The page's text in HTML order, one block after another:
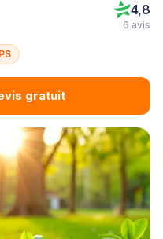
4,8
6 avis
gratuit